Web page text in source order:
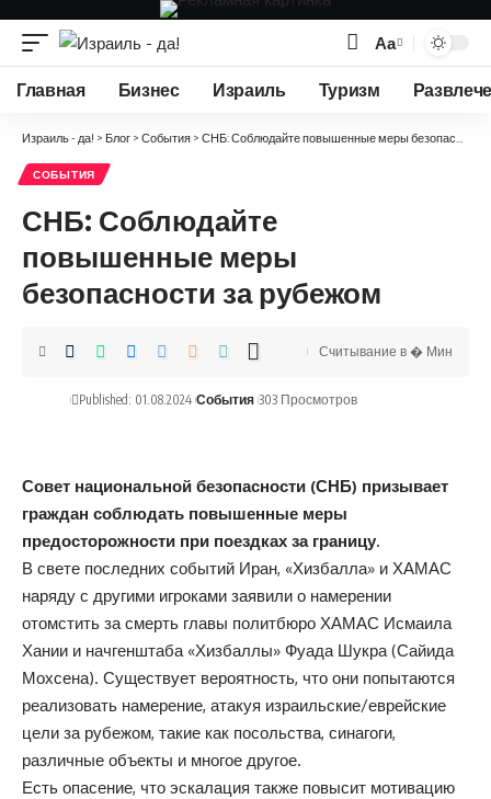
Изменение
размера
Аа
Главная Бизнес Израиль Туризм
Израиль - да! > Блог > События > СНБ: Соблюдайте повышенные меры безопасности за рубежом
СОБЫТИЯ
СНБ: Соблюдайте
повышенные меры
безопасности за рубежом
Published: 01.08.2024 События 303 Просмотров
Считывание в � Мин
Совет национальной безопасности (СНБ) призывает
граждан соблюдать повышенные меры
предосторожности при поездках за границу.
В свете последних событий Иран, «Хизбалла» и ХАМАС
наряду с другими игроками заявили о намерении
отомстить за смерть главы политбюро ХАМАС Исмаила
Хании и начгенштаба «Хизбаллы» Фуада Шукра (Сайида
Мохсена). Существует вероятность, что они попытаются
реализовать намерение, атакуя израильские/еврейские
цели за рубежом, такие как посольства, синагоги,
различные объекты и многое другое.
Есть опасение, что эскалация также повысит мотивацию